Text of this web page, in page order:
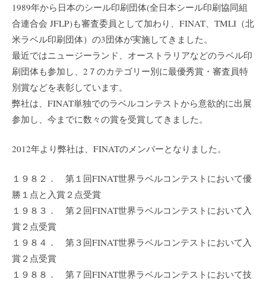
1989年から日本のシール印刷団体(全日本シール印刷協同組
合連合会 JFLP)も審査委員として加わり、FINAT、TMLI（北
米ラベル印刷団体）の3団体が実施してきました。
最近ではニュージーランド、オーストラリアなどのラベル印
刷団体も参加し、2７のカテゴリー別に最優秀賞・審査員特
別賞などを表彰しています。
弊社は、FINAT単独でのラベルコンテストから意欲的に出展
参加し、今までに数々の賞を受賞してきました。
2012年より弊社は、FINATのメンバーとなりました。
１９８２． 第１回FINAT世界ラベルコンテストにおいて優
勝１点と入賞２点受賞
１９８３． 第２回FINAT世界ラベルコンテストにおいて入
賞２点受賞
１９８４． 第３回FINAT世界ラベルコンテストにおいて入
賞２点受賞
１９８８． 第７回FINAT世界ラベルコンテストにおいて技